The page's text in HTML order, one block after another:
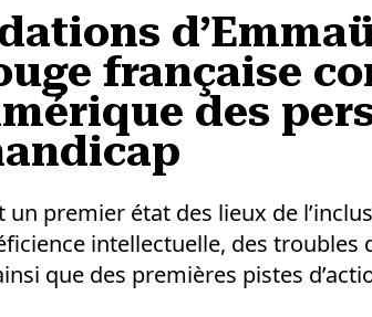
française
des
un premier état des lieux de
intellectuelle, des troubles
que des premières pistes